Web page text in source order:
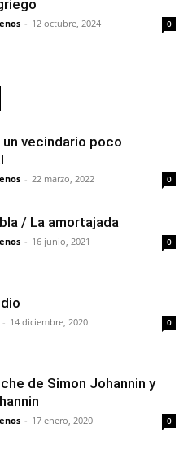
- 12 octubre, 2024 0
vecindario poco
- 22 marzo, 2022 0
/ La amortajada
- 16 junio, 2021 0
- 14 diciembre, 2020 0
de Simon Johannin y
- 17 enero, 2020 0